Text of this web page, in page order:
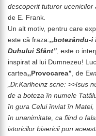
descoperit tuturor ucenicilor
de E. Frank.
Un alt motiv, pentru care
este că fraza:,,botezându-i
Duhului Sfânt”, este o
inspirat al lui Dumnezeu!
cartea,,Provocarea”, de
„Dr.Karlheinz scrie: >>Isus
de a boteza în numele
în gura Celui înviat în
în unanimitate, ca fiind o
istoricilor bisericii pun